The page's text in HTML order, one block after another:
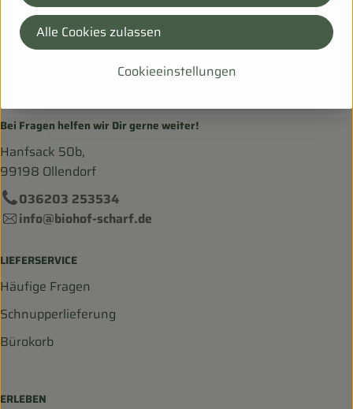
Rosenhof Gärtnerei
Rosenhof Naturkost GbR
Auf der Horst 30
31547 Rehburg-Loccum
Bei Fragen helfen wir Dir gerne weiter!
Hanfsack 50b,
99198 Ollendorf
036203 253534
info@biohof-scharf.de
LIEFERSERVICE
Häufige Fragen
Schnupperlieferung
Bürokorb
ERLEBEN
Cookieeinstellungen
Alle Cookies zulassen